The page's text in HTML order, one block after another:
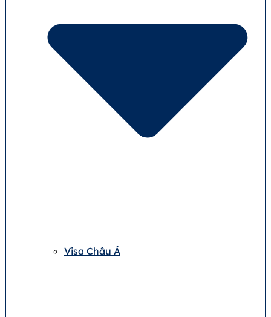
Visa Châu Á